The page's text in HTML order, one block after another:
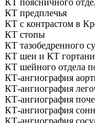
КТ поясничного
КТ предплечья
КТ с контрастом в
КТ стопы
КТ тазобедренного
КТ шеи и КТ гортани
КТ шейного отдела
КТ-ангиография
КТ-ангиография
КТ-ангиография
КТ-ангиография
КТ-ангиография